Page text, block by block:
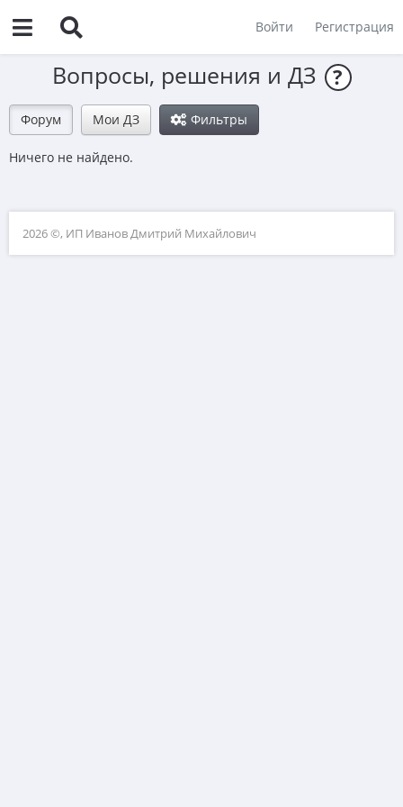
Войти Регистрация
Вопросы, решения и ДЗ ?
Форум Мои ДЗ Фильтры
Ничего не найдено.
2026 ©, ИП Иванов Дмитрий Михайлович